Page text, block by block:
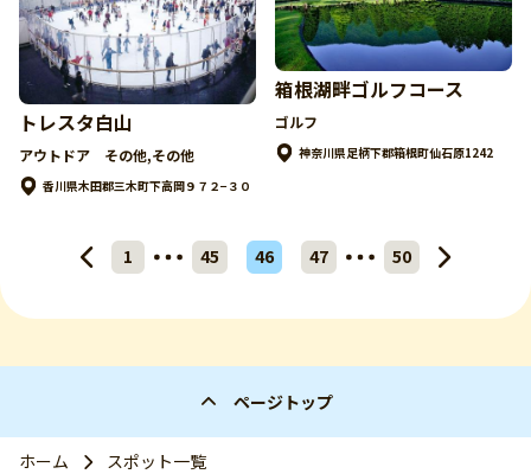
トレスタ白山
アウトドア その他,その他
香川県木田郡三木町下高岡９７２−３０
箱根湖畔ゴルフコース
ゴルフ
神奈川県足柄下郡箱根町仙石原1242
1 45 46 47 50
ページトップ
ホーム スポット一覧